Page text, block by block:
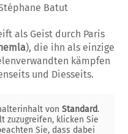
Stéphane Batut
als Geist durch Paris
), die ihn als einzige
kämpfen
und Diesseits.
von Standard.
zuzugreifen, klicken Sie
Sie, dass dabei